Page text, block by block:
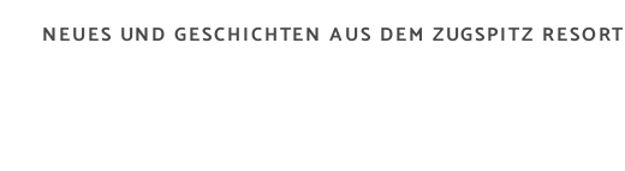
NEUES UND GESCHICHTEN AUS DEM ZUGSPITZ RESORT